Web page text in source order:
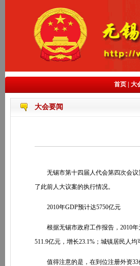
首页 大
大会要闻
无锡市第十四届人代会第四次会议
了此前人大议案的执行情况。
2010年GDP预计达5750亿元
根据无锡市政府工作报告，2010年
511.9亿元，增长23.1%；城镇居民人
值得注意的是，在到位注册外资33